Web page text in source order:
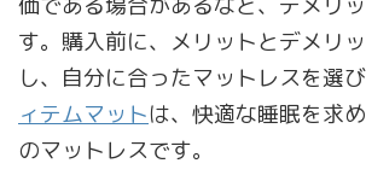
す。購入前に、メリットとデメリ
し、自分に合ったマットレスを選び
ィテムマットは、快適な睡眠を求
のマットレスです。